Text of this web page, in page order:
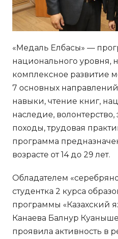
«Медаль Елбасы» —
национального уровня,
комплексное развитие
7 основных
навыки, чтение книг,
наследие,
походы, трудовая
программа
возрасте от 14 до 29 лет.
Обладателем
студентка 2 курса
программы «Казахский
Канаева Балнур
проявила активность в